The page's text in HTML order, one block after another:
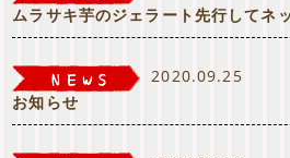
ムラサキ芋のジェラート先行してネ
2020.09.25
お知らせ